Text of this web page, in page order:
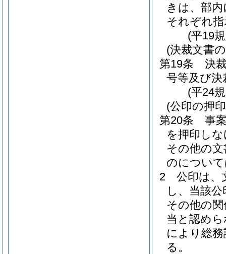
きは、部
それぞれ
(平19
(決裁文書
第19条
決
号等及び
(平24
(公印の押
第20条
事
を押印し
その他の
のについ
2
公印は、
し、当該
その他の
当と認め
により総
る。